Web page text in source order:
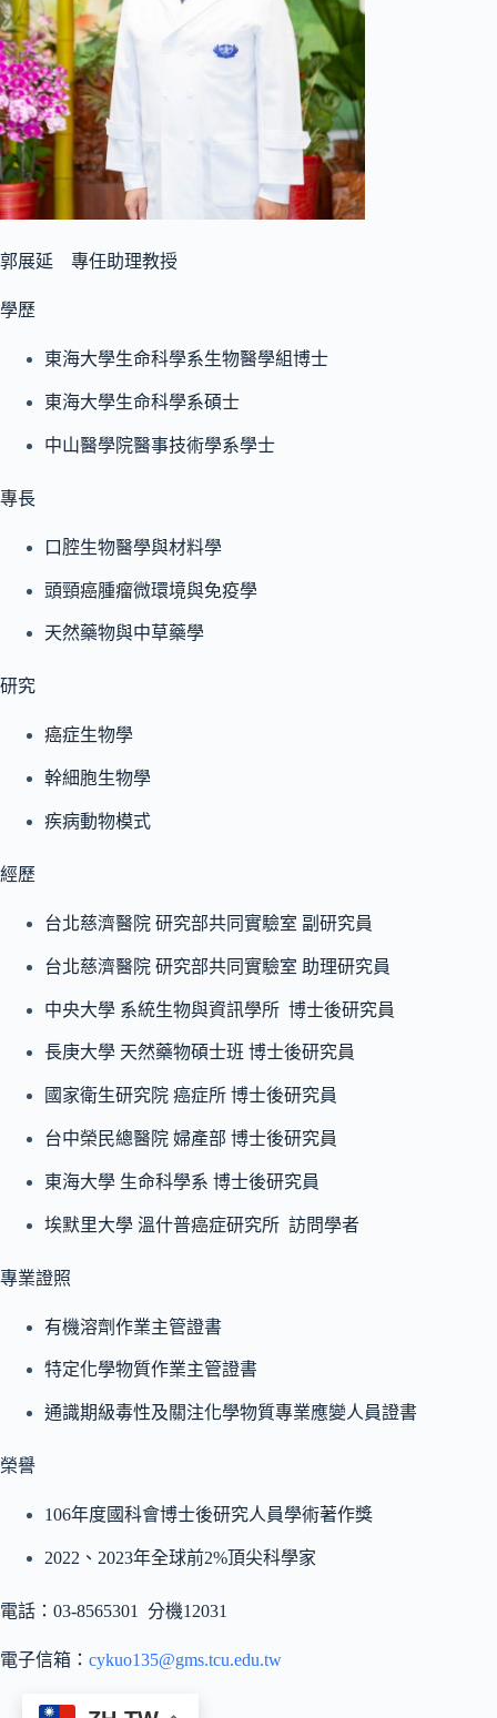
郭展延 專任助理教授
學歷
東海大學生命科學系生物醫學組博士
東海大學生命科學系碩士
中山醫學院醫事技術學系學士
專長
口腔生物醫學與材料學
頭頸癌腫瘤微環境與免疫學
天然藥物與中草藥學
研究
癌症生物學
幹細胞生物學
疾病動物模式
經歷
台北慈濟醫院 研究部共同實驗室 副研究員
台北慈濟醫院 研究部共同實驗室 助理研究員
中央大學 系統生物與資訊學所 博士後研究員
長庚大學 天然藥物碩士班 博士後研究員
國家衛生研究院 癌症所 博士後研究員
台中榮民總醫院 婦產部 博士後研究員
東海大學 生命科學系 博士後研究員
埃默里大學 溫什普癌症研究所 訪問學者
專業證照
有機溶劑作業主管證書
特定化學物質作業主管證書
通識期級毒性及關注化學物質專業應變人員證書
榮譽
106年度國科會博士後研究人員學術著作獎
2022、2023年全球前2%頂尖科學家
電話：03-8565301 分機12031
電子信箱： cykuo135@gms.tcu.edu.tw